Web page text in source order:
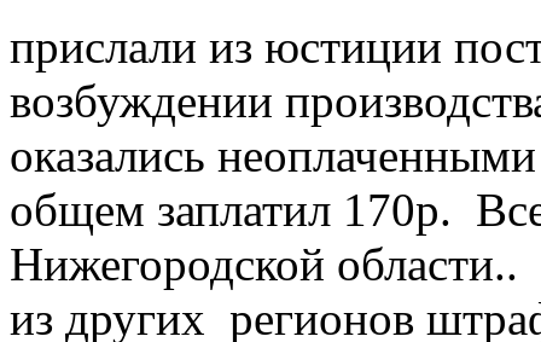
прислали из юстиции
возбуждении
оказались
общем заплатил 170р.
Нижегородской области..
из других регионов